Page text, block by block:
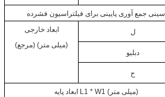
سینی جمع آوری پایینی برای فیلتراسیون فشرده
ابعاد خارجی
(مرجع) (میلی متر)
ل
دبلیو
ح
ابعاد پایه L1 * W1 (میلی متر)